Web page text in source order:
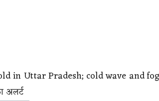
in Uttar Pradesh; cold wave and
अलर्ट